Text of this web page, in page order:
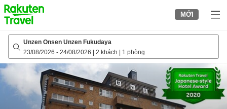
to
top
page
MỚI
Unzen Onsen Unzen Fukudaya
23/08/2026 - 24/08/2026 2 khách 1 phòng